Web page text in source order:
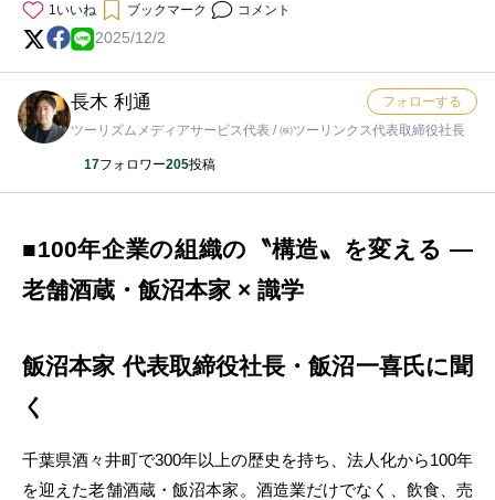
1 いいね ブックマーク コメント
2025/12/2
長木 利通
ツーリズムメディアサービス代表 / ㈱ツーリンクス代表取締役社長
17フォロワー205投稿
フォローする
■100年企業の組織の〝構造〟を変える ―
老舗酒蔵・飯沼本家 × 識学
飯沼本家 代表取締役社長・飯沼一喜氏に聞
く
千葉県酒々井町で300年以上の歴史を持ち、法人化から100年
を迎えた老舗酒蔵・飯沼本家。酒造業だけでなく、飲食、売